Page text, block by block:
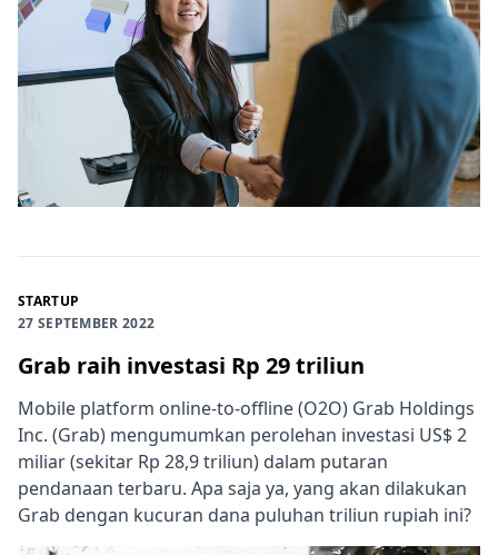
STARTUP
27 SEPTEMBER 2022
Grab raih investasi Rp 29 triliun
Mobile platform online-to-offline (O2O) Grab Holdings
Inc. (Grab) mengumumkan perolehan investasi US$ 2
miliar (sekitar Rp 28,9 triliun) dalam putaran
pendanaan terbaru. Apa saja ya, yang akan dilakukan
Grab dengan kucuran dana puluhan triliun rupiah ini?